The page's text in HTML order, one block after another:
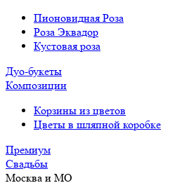
Пионовидная Роза
Роза Эквадор
Кустовая роза
Дуо-букеты
Композиции
Корзины из цветов
Цветы в шляпной коробке
Премиум
Свадьбы
Москва и МО